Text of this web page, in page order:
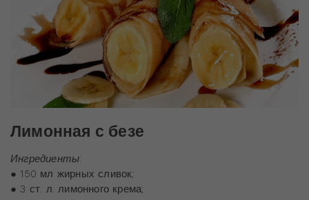
Лимонная с безе
Ингредиенты:
● 150 мл жирных сливок;
● 3 ст. л. лимонного крема;